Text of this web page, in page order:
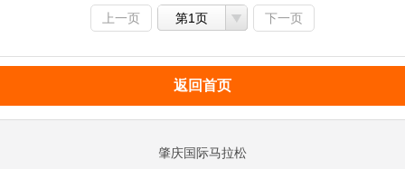
上一页 第1页 下一页
返回首页
肇庆国际马拉松